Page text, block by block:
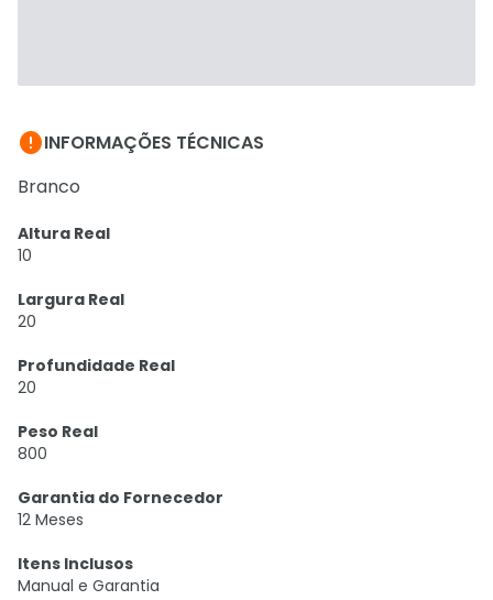
INFORMAÇÕES TÉCNICAS
Branco
Altura Real
10
Largura Real
20
Profundidade Real
20
Peso Real
800
Garantia do Fornecedor
12 Meses
Itens Inclusos
Manual e Garantia